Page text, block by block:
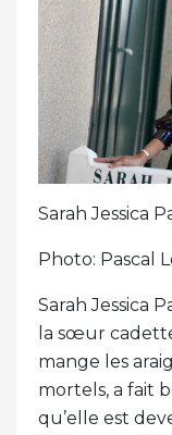
Sarah Jessica
Photo: Pascal
Sarah Jessica
la sœur
mange les
mortels, a fait
qu’elle est